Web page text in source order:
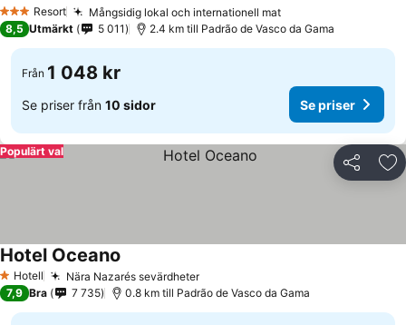
3 StjärnorResort Mångsidig lokal och internationell mat
8,5 Utmärkt 5 011 2.4 km till Padrão de Vasco da Gama
Från 1 048 kr
Se priser från 10 sidor Se priser
Dela
Populärt val
1 Stjärnor
Hotell Nära Nazarés sevärdheter
Hotel Oceano
7,9 Bra 7 735 0.8 km till Padrão de Vasco da Gama